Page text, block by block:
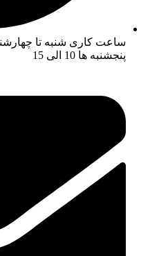
ساعت کاری شنبه تا چهارشنبه 10
پنجشنبه ها 10 الی 15